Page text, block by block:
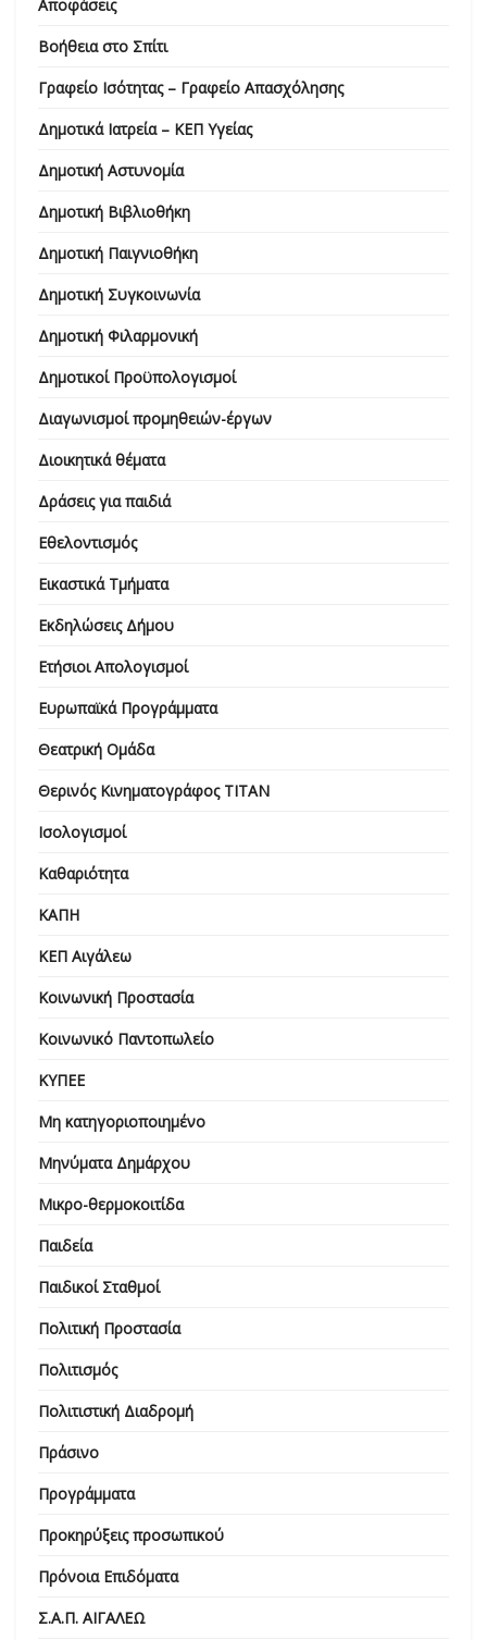
Αποφάσεις
Βοήθεια στο Σπίτι
Γραφείο Ισότητας – Γραφείο Απασχόλησης
Δημοτικά Ιατρεία – ΚΕΠ Υγείας
Δημοτική Αστυνομία
Δημοτική Βιβλιοθήκη
Δημοτική Παιγνιοθήκη
Δημοτική Συγκοινωνία
Δημοτική Φιλαρμονική
Δημοτικοί Προϋπολογισμοί
Διαγωνισμοί προμηθειών-έργων
Διοικητικά θέματα
Δράσεις για παιδιά
Εθελοντισμός
Εικαστικά Τμήματα
Εκδηλώσεις Δήμου
Ετήσιοι Απολογισμοί
Ευρωπαϊκά Προγράμματα
Θεατρική Ομάδα
Θερινός Κινηματογράφος ΤΙΤΑΝ
Ισολογισμοί
Καθαριότητα
ΚΑΠΗ
ΚΕΠ Αιγάλεω
Κοινωνική Προστασία
Κοινωνικό Παντοπωλείο
ΚΥΠΕΕ
Μη κατηγοριοποιημένο
Μηνύματα Δημάρχου
Μικρο-θερμοκοιτίδα
Παιδεία
Παιδικοί Σταθμοί
Πολιτική Προστασία
Πολιτισμός
Πολιτιστική Διαδρομή
Πράσινο
Προγράμματα
Προκηρύξεις προσωπικού
Πρόνοια Επιδόματα
Σ.Α.Π. ΑΙΓΑΛΕΩ